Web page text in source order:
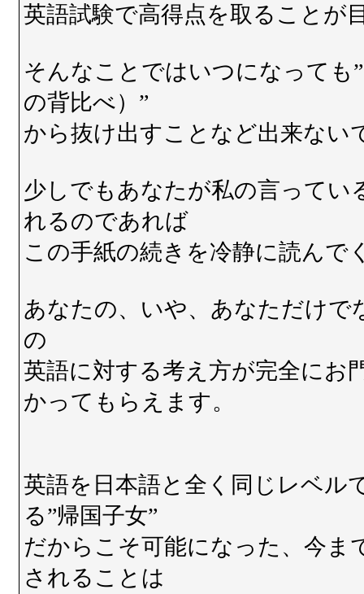
英語試験で高得点を取ることが
そんなことではいつになっても
の背比べ）”
から抜け出すことなど出来ない
少しでもあなたが私の言ってい
れるのであれば
この手紙の続きを冷静に読んで
あなたの、いや、あなただけで
の
英語に対する考え方が完全にお
かってもらえます。
英語を日本語と全く同じレベル
る”帰国子女”
だからこそ可能になった、今ま
されることは